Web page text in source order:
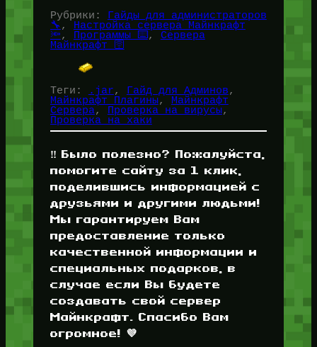
Рубрики:
Гайды для администраторов
🔧 ,
Настройка сервера Майнкрафт
🔦, Программы ⌨️, Сервера
Майнкрафт 🛜
Теги: .jar, Гайд для Админов
Майнкрафт Плагины,
Майнкрафт
Сервера, Проверка на вирусы
Проверка на хаки
‼️ Было полезно? Пожалуйста,
помогите сайту за 1 клик,
поделившись информацией с
друзьями и другими людьми!
Мы гарантируем Вам
предоставление только
качественной информации и
специальных подарков, в
случае если Вы будете
создавать свой сервер
Майнкрафт. Спасибо Вам
огромное! 💜